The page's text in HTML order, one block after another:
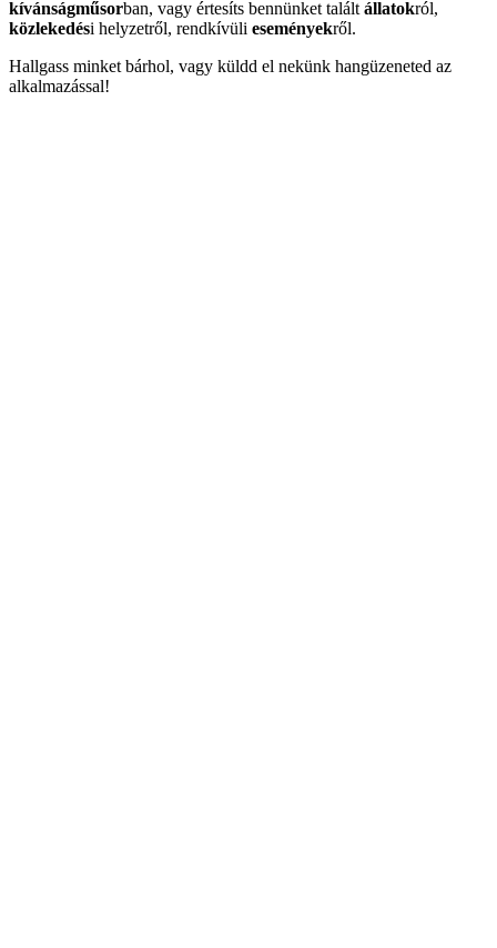
kívánságműsorban, vagy értesíts bennünket találtállatokról,
közlekedési helyzetről, rendkívüli eseményekről.
Hallgass minket bárhol, vagy küldd el nekünk hangüzeneted az
alkalmazással!